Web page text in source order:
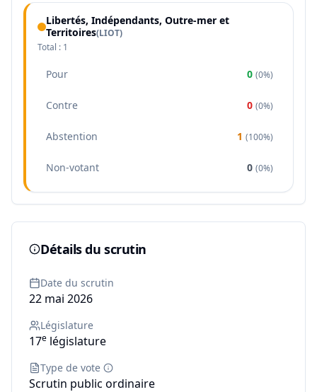
Libertés, Indépendants, Outre-mer et
Territoires(LIOT)
Total : 1
Pour 0 (0%)
Contre 0 (0%)
Abstention 1 (100%)
Non-votant 0 (0%)
Détails du scrutin
Date du scrutin
22 mai 2026
Législature
17e législature
Type de vote
Scrutin public ordinaire